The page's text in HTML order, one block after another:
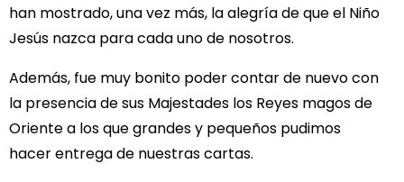
han mostrado, una vez más, la alegría de que el Niño
Jesús nazca para cada uno de nosotros.
Además, fue muy bonito poder contar de nuevo con
la presencia de sus Majestades los Reyes magos de
Oriente a los que grandes y pequeños pudimos
hacer entrega de nuestras cartas.